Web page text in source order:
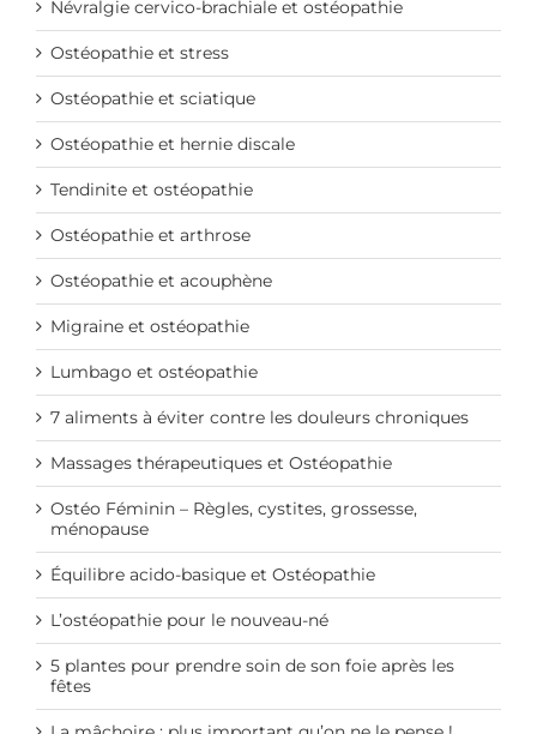
Névralgie cervico-brachiale et ostéopathie
Ostéopathie et stress
Ostéopathie et sciatique
Ostéopathie et hernie discale
Tendinite et ostéopathie
Ostéopathie et arthrose
Ostéopathie et acouphène
Migraine et ostéopathie
Lumbago et ostéopathie
7 aliments à éviter contre les douleurs chroniques
Massages thérapeutiques et Ostéopathie
Ostéo Féminin – Règles, cystites, grossesse,
ménopause
Équilibre acido-basique et Ostéopathie
L’ostéopathie pour le nouveau-né
5 plantes pour prendre soin de son foie après les
fêtes